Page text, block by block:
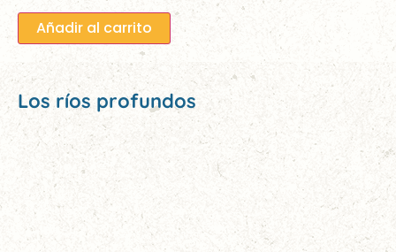
Añadir al carrito
Los ríos profundos